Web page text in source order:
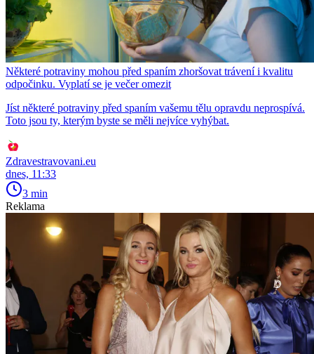
Některé potraviny mohou před spaním zhoršovat trávení i kvalitu
odpočinku. Vyplatí se je večer omezit
Jíst některé potraviny před spaním vašemu tělu opravdu neprospívá.
Toto jsou ty, kterým byste se měli nejvíce vyhýbat.
Zdravestravovani.eu
dnes, 11:33
3 min
Reklama